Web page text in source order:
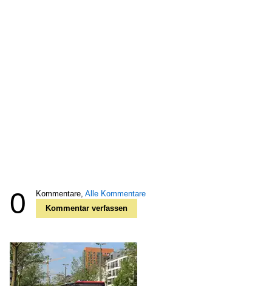
0 Kommentare, Alle Kommentare
Kommentar verfassen